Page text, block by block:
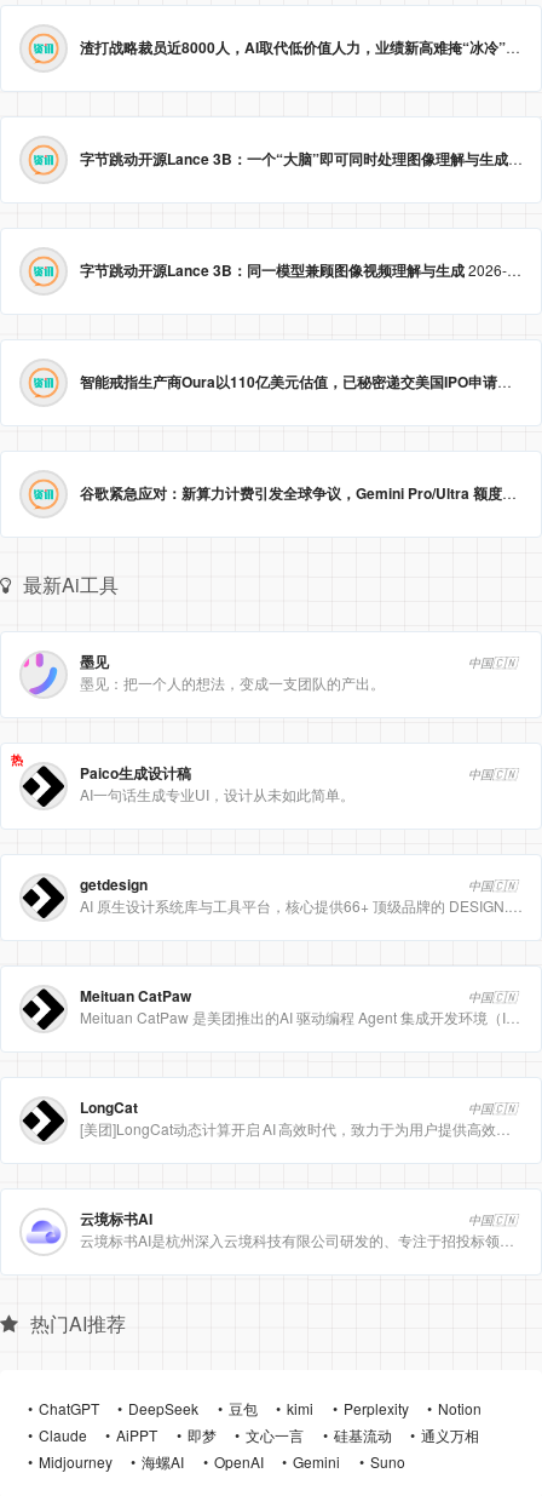
渣打战略裁员近8000人，AI取代低价值人力，业绩新高难掩“冰冷”转型。
字节跳动开源Lance 3B：一个“大脑”即可同时处理图像理解与生成
字节跳动开源Lance 3B：同一模型兼顾图像视频理解与生成2026-05-23 09:09:20
智能戒指生产商Oura以110亿美元估值，已秘密递交美国IPO申请。
谷歌紧急应对：新算力计费引发全球争议，Gemini Pro/Ultra 额度永久提升至3倍！
最新Ai工具
墨见 中国🇨🇳
墨见：把一个人的想法，变成一支团队的产出。
热
Paico生成设计稿 中国🇨🇳
AI一句话生成专业UI，设计从未如此简单。
getdesign 中国🇨🇳
Meituan CatPaw 中国🇨🇳
LongCat 中国🇨🇳
云境标书AI 中国🇨🇳
热门AI推荐
ChatGPT DeepSeek 豆包 kimi Perplexity
Notion
Claude
AiPPT 即梦 文心一言 硅基流动
通义万相
Midjourney
海螺AI OpenAI Gemini Suno